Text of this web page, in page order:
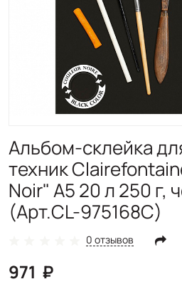
Альбом-склейка
техник
Noir" А5 20 л 250 г,
(Арт.CL-975168C)
0 отзывов
971